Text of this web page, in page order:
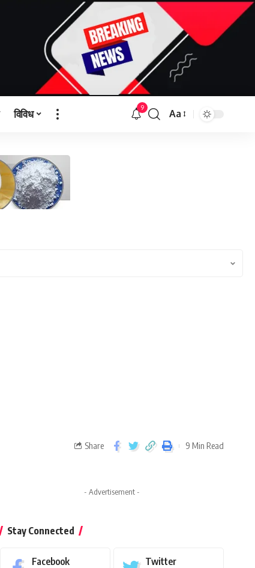
विविध 9
Aa
Share 9 Min Read
- Advertisement -
Stay Connected
Facebook Twitter